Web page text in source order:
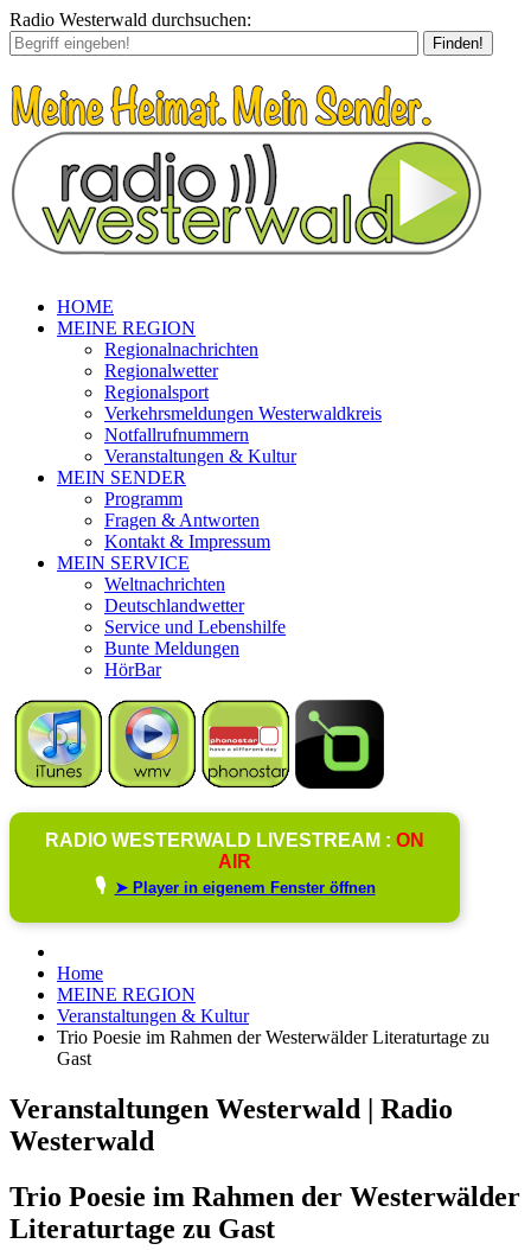
Radio Westerwald durchsuchen:
Finden!
HOME
MEINE REGION
Regionalnachrichten
Regionalwetter
Regionalsport
Verkehrsmeldungen Westerwaldkreis
Notfallrufnummern
Veranstaltungen & Kultur
MEIN SENDER
Programm
Fragen & Antworten
Kontakt & Impressum
MEIN SERVICE
Weltnachrichten
Deutschlandwetter
Service und Lebenshilfe
Bunte Meldungen
HörBar
RADIO WESTERWALD LIVESTREAM : ON
AIR
🎙️ ➤ Player in eigenem Fenster öffnen
Home
MEINE REGION
Veranstaltungen & Kultur
Trio Poesie im Rahmen der Westerwälder Literaturtage zu
Gast
Veranstaltungen Westerwald | Radio
Westerwald
Trio Poesie im Rahmen der Westerwälder
Literaturtage zu Gast